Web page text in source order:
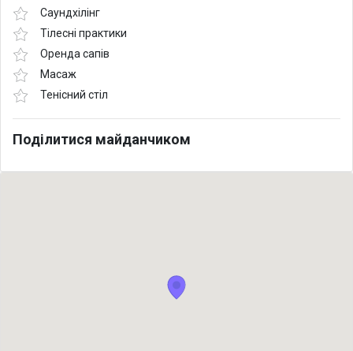
Саундхілінг
Тілесні практики
Оренда сапів
Масаж
Тенісний стіл
Поділитися майданчиком